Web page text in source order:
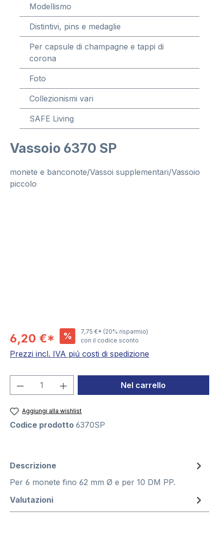
Modellismo
Distintivi, pins e medaglie
Per capsule di champagne e tappi di
corona
Foto
Collezionismi vari
SAFE Living
Vassoio 6370 SP
monete e banconote/Vassoi supplementari/Vassoio
piccolo
6,20 €* % 7,75 €* (20% risparmio)
con il codice sconto
Prezzi incl. IVA piú costi di spedizione
Quantità del prodotto: inserisci la
Nel carrello
Aggiungi alla wishlist
Codice prodotto 6370SP
Descrizione
Per 6 monete fino 62 mm Ø e per 10 DM PP.
Valutazioni